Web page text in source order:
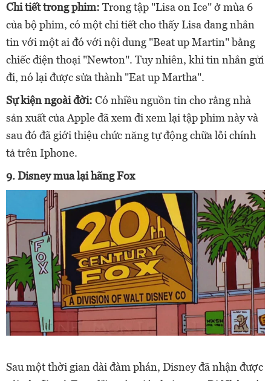
Chi tiết trong phim: Trong tập "Lisa on Ice" ở mùa 6
của bộ phim, có một chi tiết cho thấy Lisa đang nhắn
tin với một ai đó với nội dung "Beat up Martin" bằng
chiếc điện thoại "Newton". Tuy nhiên, khi tin nhắn gửi
đi, nó lại được sửa thành "Eat up Martha".
Sự kiện ngoài đời: Có nhiều nguồn tin cho rằng nhà
sản xuất của Apple đã xem đi xem lại tập phim này và
sau đó đã giới thiệu chức năng tự động chữa lỗi chính
tả trên Iphone.
9. Disney mua lại hãng Fox
Sau một thời gian dài đàm phán, Disney đã nhận được